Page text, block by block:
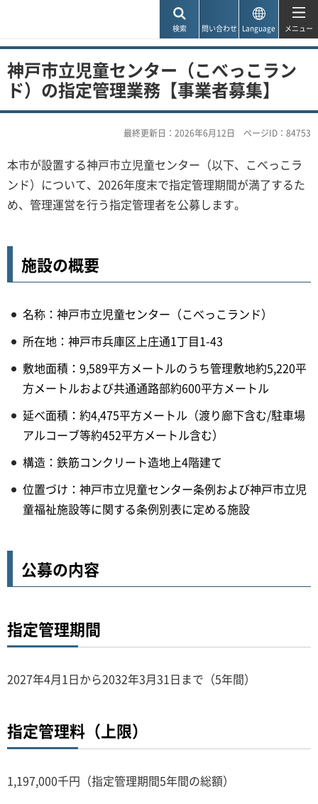
検索 問い合わせ Language メニュー
神戸市立児童センター（こべっこラン
ド）の指定管理業務【事業者募集】
最終更新日：2026年6月12日 ページID：84753
本市が設置する神戸市立児童センター（以下、こべっこラ
ンド）について、2026年度末で指定管理期間が満了するた
め、管理運営を行う指定管理者を公募します。
施設の概要
名称：神戸市立児童センター（こべっこランド）
所在地：神戸市兵庫区上庄通1丁目1-43
敷地面積：9,589平方メートルのうち管理敷地約5,220平
方メートルおよび共通通路部約600平方メートル
延べ面積：約4,475平方メートル（渡り廊下含む/駐車場
アルコーブ等約452平方メートル含む）
構造：鉄筋コンクリート造地上4階建て
位置づけ：神戸市立児童センター条例および神戸市立児
童福祉施設等に関する条例別表に定める施設
公募の内容
指定管理期間
2027年4月1日から2032年3月31日まで（5年間）
指定管理料（上限）
1,197,000千円（指定管理期間5年間の総額）